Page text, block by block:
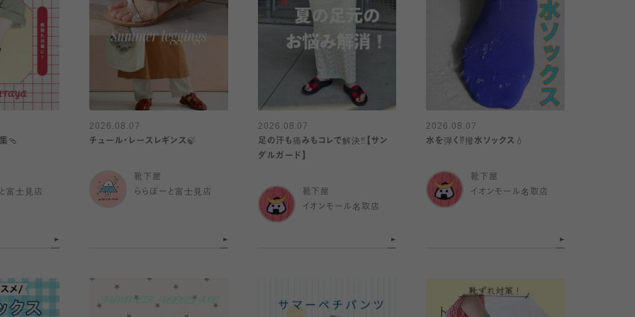
🩴
富士見店
2026.08.07
チュール・レースレギンス🍃
靴下屋
ららぽーと富士見店
2026.08.07
足の汗も痛みもコレで解決‼️【サン
ダルガード】
靴下屋
イオンモール名取店
2026.08.07
水を弾く⁉️撥水ソックス💧
靴下屋
イオンモール名取店